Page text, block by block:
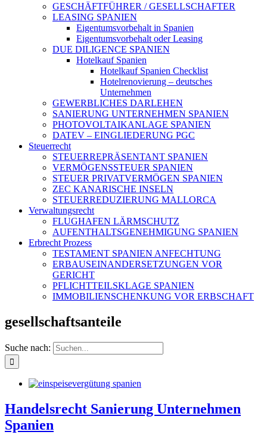
GESCHÄFTFÜHRER / GESELLSCHAFTER
LEASING SPANIEN
Eigentumsvorbehalt in Spanien
Eigentumsvorbehalt oder Leasing
DUE DILIGENCE SPANIEN
Hotelkauf Spanien
Hotelkauf Spanien Checklist
Hotelrenovierung – deutsches
Unternehmen
GEWERBLICHES DARLEHEN
SANIERUNG UNTERNEHMEN SPANIEN
PHOTOVOLTAIKANLAGE SPANIEN
DATEV – EINGLIEDERUNG PGC
Steuerrecht
STEUERREPRÄSENTANT SPANIEN
VERMÖGENSSTEUER SPANIEN
STEUER PRIVATVERMÖGEN SPANIEN
ZEC KANARISCHE INSELN
STEUERREDUZIERUNG MALLORCA
Verwaltungsrecht
FLUGHAFEN LÄRMSCHUTZ
AUFENTHALTSGENEHMIGUNG SPANIEN
Erbrecht Prozess
TESTAMENT SPANIEN ANFECHTUNG
ERBAUSEINANDERSETZUNGEN VOR
GERICHT
PFLICHTTEILSKLAGE SPANIEN
IMMOBILIENSCHENKUNG VOR ERBSCHAFT
gesellschaftsanteile
Suche nach:
Handelsrecht Sanierung Unternehmen
Spanien